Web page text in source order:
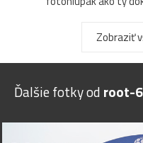
Nevidim ziadny
kategoria :)
Zobraziť
Ďalšie fotky od root-